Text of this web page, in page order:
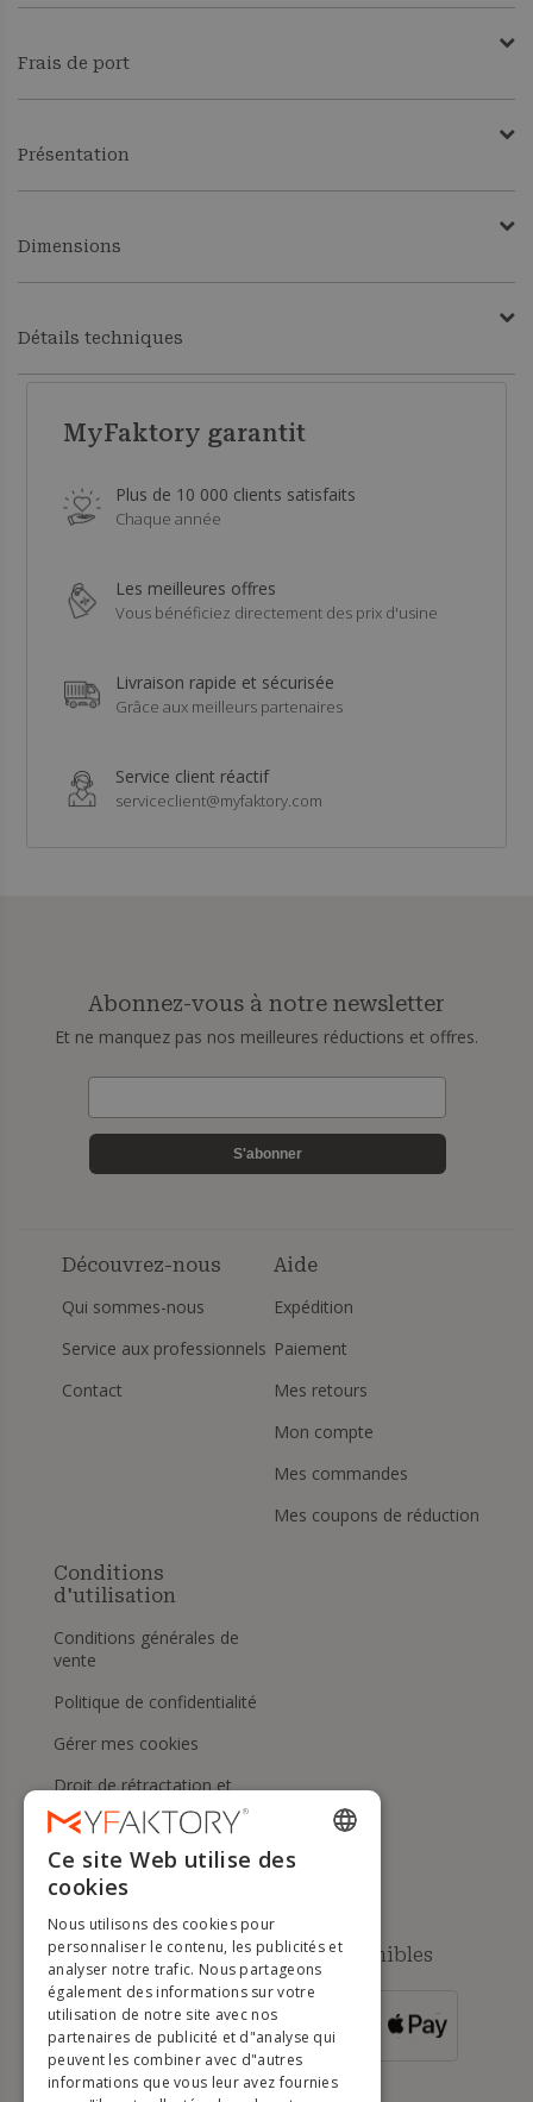
Frais de port
Présentation
Dimensions
Détails techniques
MyFaktory garantit
Plus de 10 000 clients satisfaits
Chaque année
Les meilleures offres
Vous bénéficiez directement des prix d'usine
Livraison rapide et sécurisée
Grâce aux meilleurs partenaires
Service client réactif
serviceclient@myfaktory.com
Abonnez-vous à notre newsletter
Et ne manquez pas nos meilleures réductions et offres.
S'abonner
Découvrez-nous
Qui sommes-nous
Service aux professionnels
Contact
Aide
Expédition
Paiement
Mes retours
Mon compte
Mes commandes
Mes coupons de réduction
Conditions
d'utilisation
Conditions générales de
vente
Politique de confidentialité
Gérer mes cookies
Droit de rétractation et
retours
Aide
Méthodes de paiement disponibles
POUR LES
COMMANDES
SUPÉRIEURES À
ENGLISH
DUTCH
GERMAN
PORTUGUESE
Ce site Web utilise des
cookies
Nous utilisons des cookies pour
personnaliser le contenu, les publicités et
analyser notre trafic. Nous partageons
également des informations sur votre
utilisation de notre site avec nos
partenaires de publicité et d"analyse qui
peuvent les combiner avec d"autres
informations que vous leur avez fournies